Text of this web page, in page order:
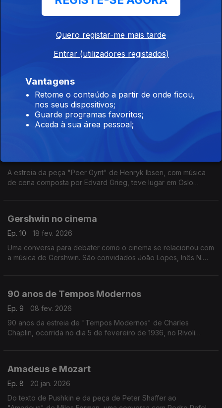
1º imperador do Brasil. Neste especial evocamos as suas
dimensões como estadista e compositor.
Ao Vivo - Francisco Luís
Francisco Luís, guitarrista clássico, apresenta Ao Vivo na
Antena 2 obras de François Couperin e Johann Kaspar Mertz.
150 anos da estreia de Peer Gynt de Edvard
A estreia da peça "Peer Gynt" de Henryk Ibsen, com música
de cena composta por Edvard Grieg, teve lugar em Oslo
Gershwin no cinema
Ep. 10
18 fev. 2026
Uma conversa para debater como o cinema se relacionou com
a música de Gershwin. São convidados João Lopes, Inês N.
90 anos de Tempos Modernos
Ep. 9
08 fev. 2026
90 anos da estreia de "Tempos Modernos" de Charles
Chaplin, ocorrida no dia 5 de fevereiro de 1936, no Rivoli
Amadeus e Mozart
Ep. 8
20 jan. 2026
Do texto de Pushkin e da peça de Peter Shaffer ao
Quero registar-me mais tarde
Entrar (utilizadores registados)
Vantagens
Retome o conteúdo a partir de onde ficou,
nos seus dispositivos;
Guarde programas favoritos;
Aceda à sua área pessoal;